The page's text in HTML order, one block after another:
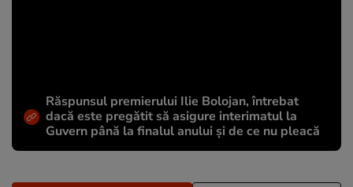
Răspunsul premierului Ilie Bolojan, întrebat
dacă este pregătit să asigure interimatul la
Guvern până la finalul anului și de ce nu pleacă